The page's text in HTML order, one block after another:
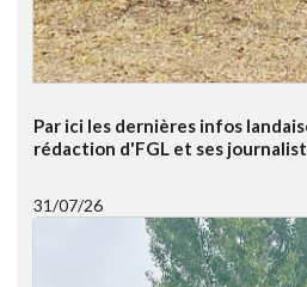
Par ici les dernières infos
rédaction d'FGL et ses
31/07/26